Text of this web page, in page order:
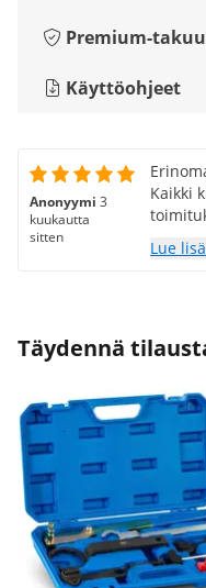
Premium-takuu
Käyttöohjeet
Anonyymi 3
kuukautta
sitten
Kaikki
Lue
Täydennä